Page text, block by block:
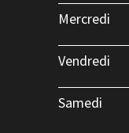
Mercredi
Vendredi
Samedi